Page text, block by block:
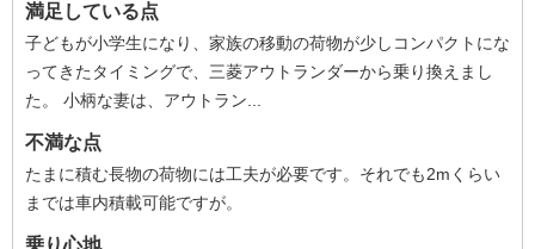
満足している点
子どもが小学生になり、家族の移動の荷物が少しコンパクトにな
ってきたタイミングで、三菱アウトランダーから乗り換えまし
た。 小柄な妻は、アウトラン...
不満な点
たまに積む長物の荷物には工夫が必要です。それでも2mくらい
までは車内積載可能ですが。
乗り心地